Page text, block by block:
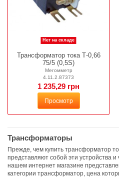
Нет на складе
Трансформатор тока Т-0,66
75/5 (0,5S)
Мегомметр
4.11.2.87373
1 235,29 грн
Просмотр
Трансформаторы
Прежде, чем купить трансформатор
представляют собой эти устройства
нашем интернет магазине
категории трансформатор, цена